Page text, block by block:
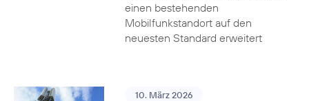
einen bestehenden
Mobilfunkstandort auf den
neuesten Standard erweitert
10. März 2026